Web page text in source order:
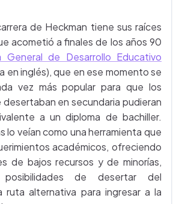
de Heckman tiene sus raíces
acometió a finales de los años 90
General de Desarrollo Educativo
en inglés), que en ese momento se
vez más popular para que los
en secundaria pudieran
a un diploma de bachiller.
lo veían como una herramienta que
académicos, ofreciendo
de bajos recursos y de minorías,
de desertar del
ruta alternativa para ingresar a la